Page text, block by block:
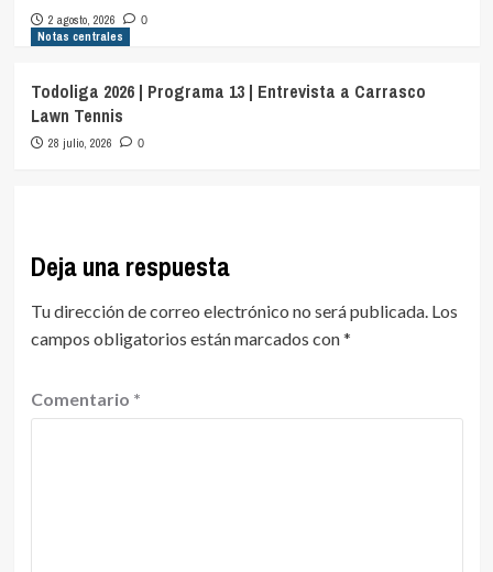
2 agosto, 2026 0
Notas centrales
Todoliga 2026 | Programa 13 | Entrevista a Carrasco
Lawn Tennis
28 julio, 2026 0
Deja una respuesta
Tu dirección de correo electrónico no será publicada. Los
campos obligatorios están marcados con*
Comentario *